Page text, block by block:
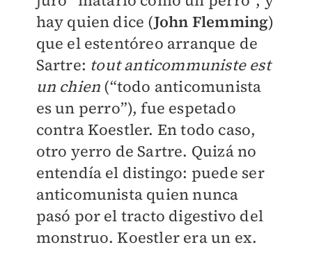
hay quien dice (John Flemming)
que el estentóreo arranque de
Sartre: tout anticommuniste est
un chien (“todo anticomunista
es un perro”), fue espetado
contra Koestler. En todo caso,
otro yerro de Sartre. Quizá no
entendía el distingo: puede ser
anticomunista quien nunca
pasó por el tracto digestivo del
monstruo. Koestler era un ex.